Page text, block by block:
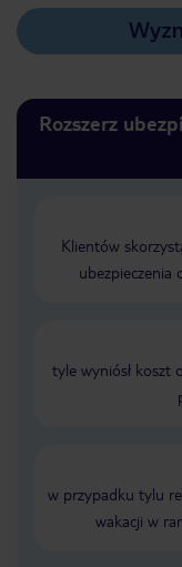
Rozszerz
Klientów
ubezpieczenia
tyle wyniósł koszt
w przypadku tylu
wakacji w